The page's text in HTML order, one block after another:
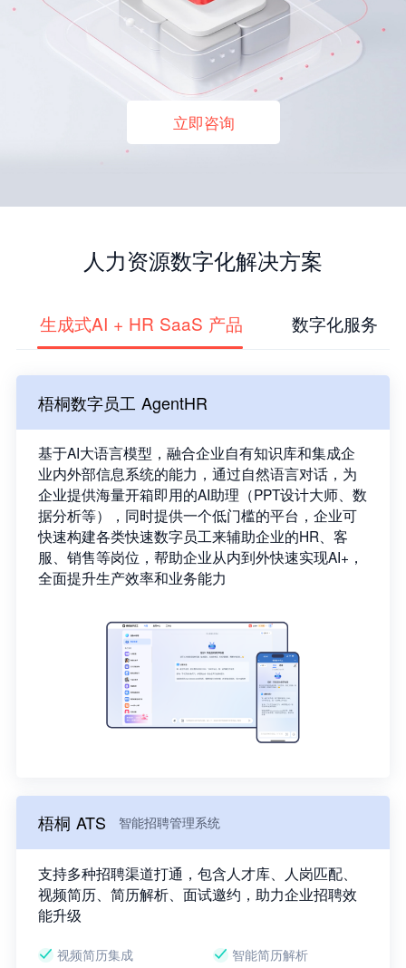
立即咨询
人力资源数字化解决方案
生成式AI + HR SaaS 产品 数字化服务
梧桐数字员工 AgentHR
基于AI大语言模型，融合企业自有知识库和集成企
业内外部信息系统的能力，通过自然语言对话，为
企业提供海量开箱即用的AI助理（PPT设计大师、数
据分析等），同时提供一个低门槛的平台，企业可
快速构建各类快速数字员工来辅助企业的HR、客
服、销售等岗位，帮助企业从内到外快速实现AI+，
全面提升生产效率和业务能力
梧桐 ATS 智能招聘管理系统
支持多种招聘渠道打通，包含人才库、人岗匹配、
视频简历、简历解析、面试邀约，助力企业招聘效
能升级
视频简历集成
智能简历解析